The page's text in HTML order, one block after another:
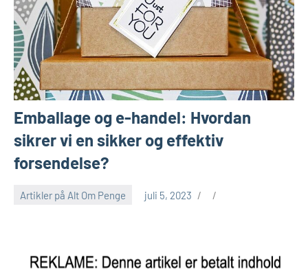
Emballage og e-handel: Hvordan
sikrer vi en sikker og effektiv
forsendelse?
Artikler på Alt Om Penge juli 5, 2023